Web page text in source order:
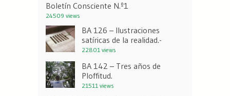
Boletín Consciente N.º1
24509 views
BA 126 – Ilustraciones
satíricas de la realidad.-
22801 views
BA 142 – Tres años de
Ploffitud.
21511 views